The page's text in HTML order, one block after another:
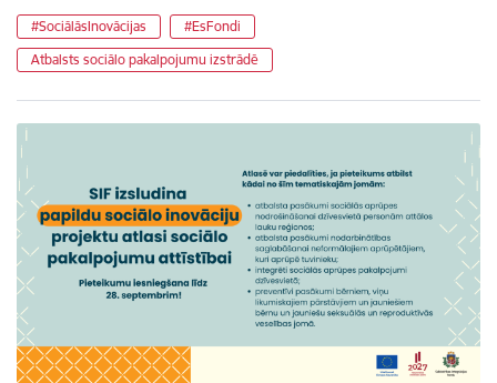
#SociālāsInovācijas
#EsFondi
Atbalsts sociālo pakalpojumu izstrādē